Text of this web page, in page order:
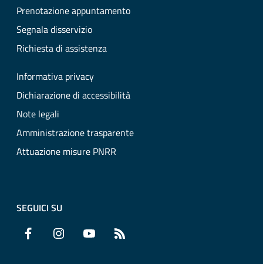
Prenotazione appuntamento
Segnala disservizio
Richiesta di assistenza
Informativa privacy
Dichiarazione di accessibilità
Note legali
Amministrazione trasparente
Attuazione misure PNRR
SEGUICI SU
Facebook Instagram YouTube